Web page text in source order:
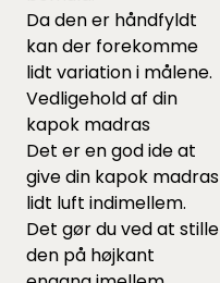
Da den er håndfyldt
kan der forekomme
lidt variation i målene.
Vedligehold af din
kapok madras
Det er en god ide at
give din kapok madras
lidt luft indimellem.
Det gør du ved at stille
den på højkant